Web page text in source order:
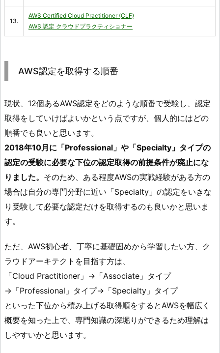
13.
AWS Certified Cloud Practitioner (CLF)
AWS 認定 クラウドプラクティショナー
AWS認定を取得する順番
現状、12個あるAWS認定をどのような順番で受験し、認定
取得をしていけばよいかという点ですが、個人的にはどの
順番でも良いと思います。
2018年10月に「Professional」や「Specialty」タイプの
認定の受験に必要な下位の認定取得の前提条件が廃止にな
りました。 そのため、ある程度AWSの実戦経験がある方の
場合は自分の専門分野に近い「Specialty」の認定をいきな
り受験して必要な認定だけを取得するのも良いかと思いま
す。
ただ、AWS初心者、丁寧に基礎固めから学習したい方、ク
ラウドアーキテクトを目指す方は、
「Cloud Practitioner」→「Associate」タイプ
→「Professional」タイプ→「Specialty」タイプ
といった下位から積み上げる取得順をするとAWSを幅広く
概要を知った上で、専門知識の深堀りができるため理解は
しやすいかと思います。